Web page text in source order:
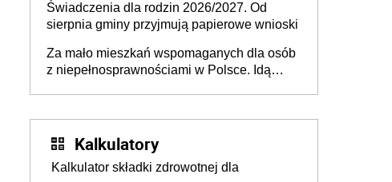
Świadczenia dla rodzin 2026/2027. Od
sierpnia gminy przyjmują papierowe wnioski
Za mało mieszkań wspomaganych dla osób
z niepełnosprawnościami w Polsce. Idą
Kalkulatory
Kalkulator składki zdrowotnej dla